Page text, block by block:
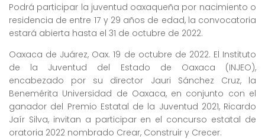
Podrá participar la juventud oaxaqueña por nacimiento o
residencia de entre 17 y 29 años de edad, la convocatoria
estará abierta hasta el 31 de octubre de 2022.
Oaxaca de Juárez, Oax. 19 de octubre de 2022. El Instituto
de la Juventud del Estado de Oaxaca (INJEO),
encabezado por su director Jauri Sánchez Cruz, la
Benemérita Universidad de Oaxaca, en conjunto con el
ganador del Premio Estatal de la Juventud 2021, Ricardo
Jaír Silva, invitan a participar en el concurso estatal de
oratoria 2022 nombrado Crear, Construir y Crecer.